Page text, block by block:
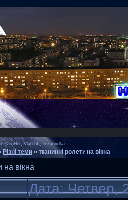
,NeoNix,Vlad-off,nezabudka
Різні теми » тканинні ролети на вікна
на вікна
Дата: Четвер,